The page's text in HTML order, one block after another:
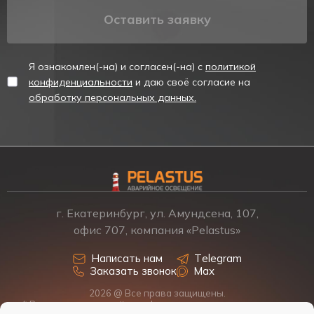
Оставить заявку
Я ознакомлен(-на) и согласен(-на) с политикой
конфиденциальности и даю своё согласие на
обработку персональных данных.
г. Екатеринбург, ул. Амундсена, 107,
офис 707, компания «Pelastus»
Написать нам
Заказать звонок
Telegram
Max
2026 @ Все права защищены.
* Размещенная на сайте информация о товарах и ценах не